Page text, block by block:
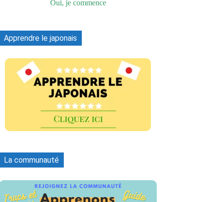
Oui, je commence
Apprendre le japonais
La communauté